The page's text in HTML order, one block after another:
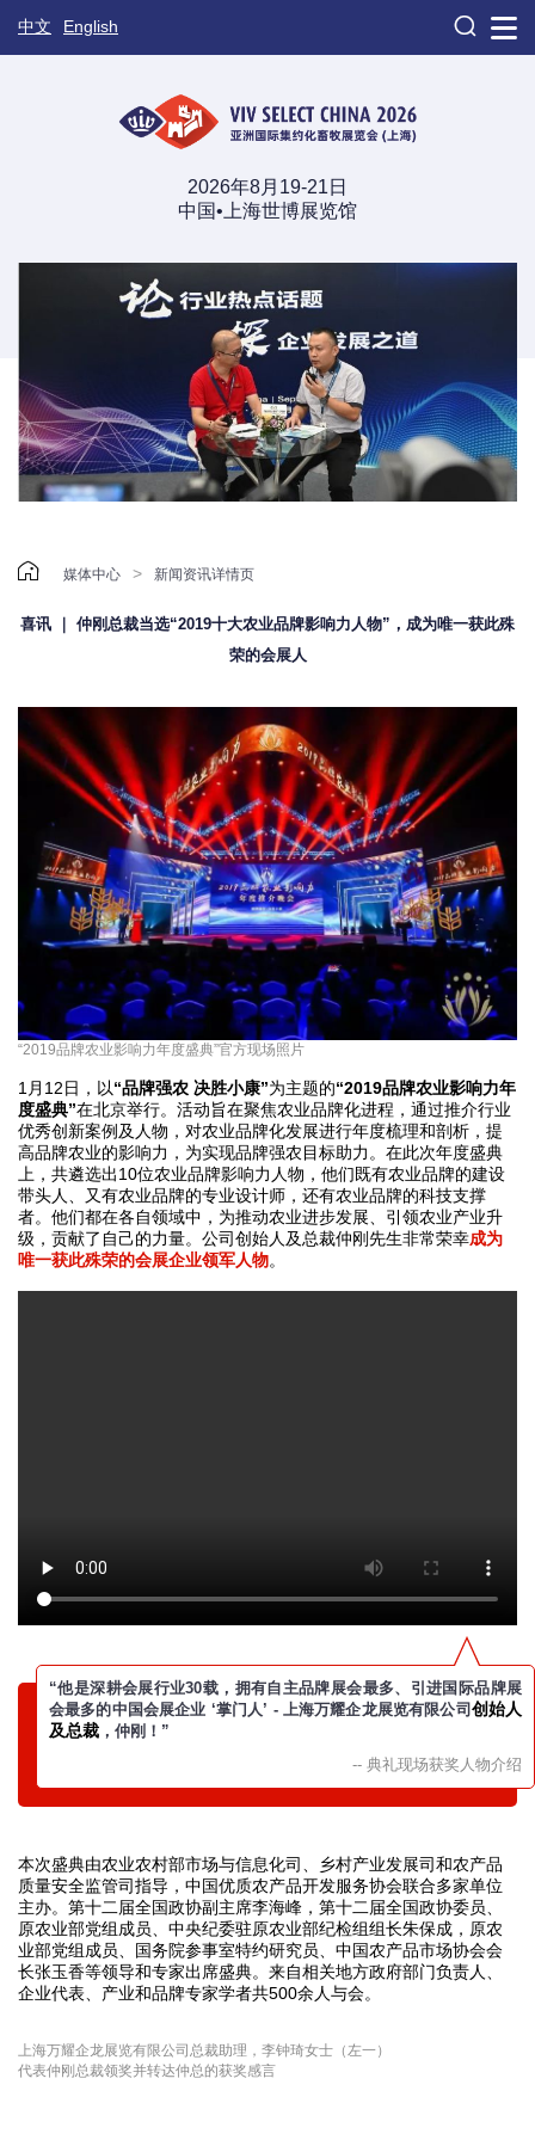
中文 English 
2026年8月19-21日
中国•上海世博展览馆
 媒体中心 > 新闻资讯详情页
喜讯 ｜ 仲刚总裁当选“2019十大农业品牌影响力人物”，成为唯一获此殊
荣的会展人
“2019品牌农业影响力年度盛典”官方现场照片
1月12日，以“品牌强农 决胜小康”为主题的“2019品牌农业影响力年
度盛典”在北京举行。活动旨在聚焦农业品牌化进程，通过推介行业
优秀创新案例及人物，对农业品牌化发展进行年度梳理和剖析，提
高品牌农业的影响力，为实现品牌强农目标助力。在此次年度盛典
上，共遴选出10位农业品牌影响力人物，他们既有农业品牌的建设
带头人、又有农业品牌的专业设计师，还有农业品牌的科技支撑
者。他们都在各自领域中，为推动农业进步发展、引领农业产业升
级，贡献了自己的力量。公司创始人及总裁仲刚先生非常荣幸成为
唯一获此殊荣的会展企业领军人物。
“他是深耕会展行业30载，拥有自主品牌展会最多、引进国际品牌展
会最多的中国会展企业 ‘掌门人’ - 上海万耀企龙展览有限公司创始人
及总裁 ，仲刚！ ”
-- 典礼现场获奖人物介绍
本次盛典由农业农村部市场与信息化司、乡村产业发展司和农产品
质量安全监管司指导，中国优质农产品开发服务协会联合多家单位
主办。第十二届全国政协副主席李海峰，第十二届全国政协委员、
原农业部党组成员、中央纪委驻原农业部纪检组组长朱保成，原农
业部党组成员、国务院参事室特约研究员、中国农产品市场协会会
长张玉香等领导和专家出席盛典。来自相关地方政府部门负责人、
企业代表、产业和品牌专家学者共500余人与会。
上海万耀企龙展览有限公司总裁助理，李钟琦女士（左一）
代表仲刚总裁领奖并转达仲总的获奖感言